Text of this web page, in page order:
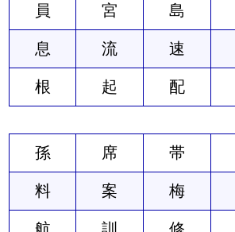
員 宮 島
息 流 速
根 起 配
孫 席 帯
料 案 梅